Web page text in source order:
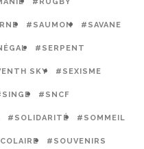
#SAUMON #SAVANE
#SERPENT
SKY #SEXISME
#SNCF
#SOLIDARITÉ #SOMMEIL
#SOUVENIRS